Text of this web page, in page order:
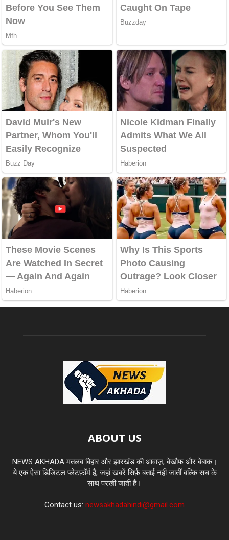
ABOUT US
NEWS AKHADA मतलब बिहार और झारखंड की आवाज़, बेखौफ और बेबाक।
ये एक ऐसा डिजिटल प्लेटफ़ॉर्म है, जहां खबरें सिर्फ़ बताई नहीं जातीं बल्कि सच के
साथ परखी जाती हैं।
Contact us: newsakhadahindi@gmail.com